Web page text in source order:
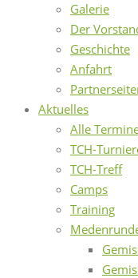
Galerie
Der
Geschichte
Anfahrt
Aktuelles
Alle
TCH-
TCH-Treff
Camps
Training